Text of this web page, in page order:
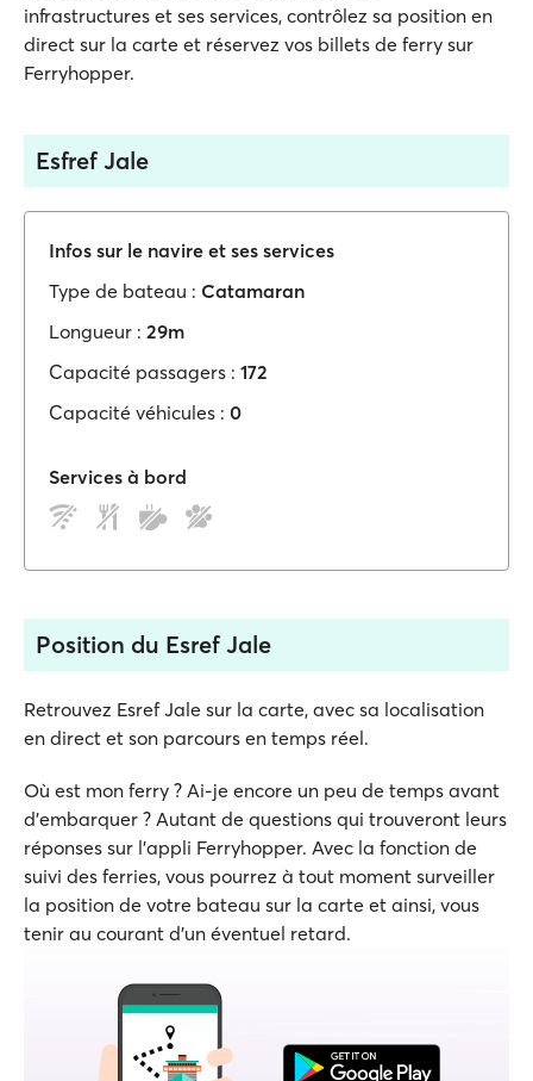
infrastructures et ses services, contrôlez sa position en
direct sur la carte et réservez vos billets de ferry sur
Ferryhopper.
Esfref Jale
Infos sur le navire et ses services
Type de bateau : Catamaran
Longueur : 29m
Capacité passagers : 172
Capacité véhicules : 0
Services à bord
Position du Esref Jale
Retrouvez Esref Jale sur la carte, avec sa localisation
en direct et son parcours en temps réel.
Où est mon ferry ? Ai-je encore un peu de temps avant
d'embarquer ? Autant de questions qui trouveront leurs
réponses sur l'appli Ferryhopper. Avec la fonction de
suivi des ferries, vous pourrez à tout moment surveiller
la position de votre bateau sur la carte et ainsi, vous
tenir au courant d'un éventuel retard.